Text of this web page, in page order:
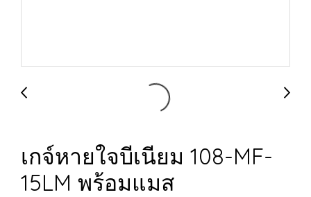
เกจ์หายใจบีเนียม 108-MF-
15LM พร้อมแมส